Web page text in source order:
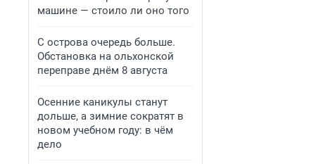
машине — стоило ли оно того
С острова очередь больше.
Обстановка на ольхонской
переправе днём 8 августа
Осенние каникулы станут
дольше, а зимние сократят в
новом учебном году: в чём
дело